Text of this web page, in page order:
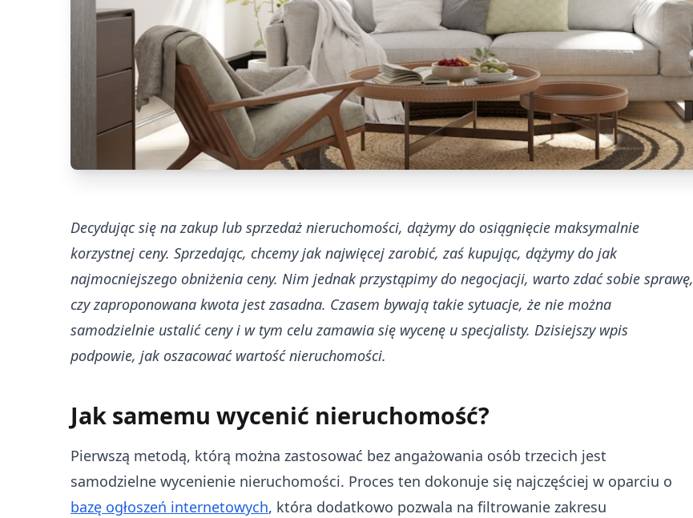
Decydując się na zakup lub sprzedaż nieruchomości, dążymy do osiągnięcie maksymalnie
korzystnej ceny. Sprzedając, chcemy jak najwięcej zarobić, zaś kupując, dążymy do jak
najmocniejszego obniżenia ceny. Nim jednak przystąpimy do negocjacji, warto zdać sobie sprawę,
czy zaproponowana kwota jest zasadna. Czasem bywają takie sytuacje, że nie można
samodzielnie ustalić ceny i w tym celu zamawia się wycenę u specjalisty. Dzisiejszy wpis
podpowie, jak oszacować wartość nieruchomości.
Jak samemu wycenić nieruchomość?
Pierwszą metodą, którą można zastosować bez angażowania osób trzecich jest
samodzielne wycenienie nieruchomości. Proces ten dokonuje się najczęściej w oparciu o
bazę ogłoszeń internetowych, która dodatkowo pozwala na filtrowanie zakresu